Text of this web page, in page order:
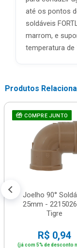
até os pontos
soldáveis
marrom, e
temperatura de
Produtos
COMPRE JUNTO
Joelho 90°
25mm -
Tigre
R$ 0,94
(já com 5% de desconto